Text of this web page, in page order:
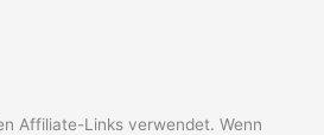
Affiliate-Links verwendet. Wenn